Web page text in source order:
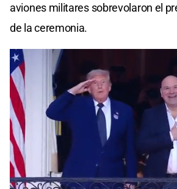
aviones militares sobrevolaron el
de la ceremonia.